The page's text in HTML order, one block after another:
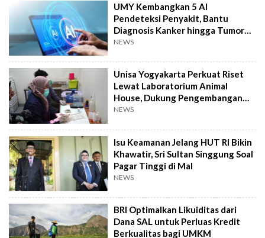
UMY Kembangkan 5 AI
Pendeteksi Penyakit, Bantu
Diagnosis Kanker hingga Tumor
Otak Lebih Cepat
NEWS
Unisa Yogyakarta Perkuat Riset
Lewat Laboratorium Animal
House, Dukung Pengembangan
Kandidat Obat
NEWS
Isu Keamanan Jelang HUT RI Bikin
Khawatir, Sri Sultan Singgung Soal
Pagar Tinggi di Mal
NEWS
BRI Optimalkan Likuiditas dari
Dana SAL untuk Perluas Kredit
Berkualitas bagi UMKM